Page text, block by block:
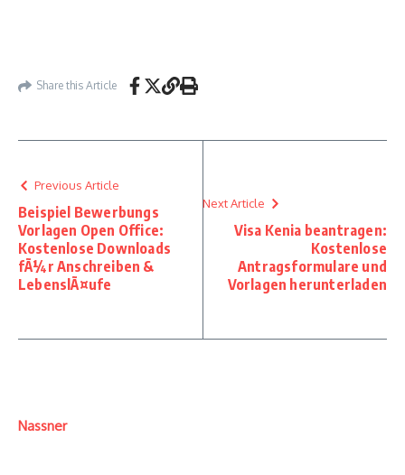
Share this Article
Previous Article
Beispiel Bewerbungs
Vorlagen Open Office:
Kostenlose Downloads
fÃ¼r Anschreiben &
LebenslÃ¤ufe
Next Article
Visa Kenia beantragen:
Kostenlose
Antragsformulare und
Vorlagen herunterladen
Nassner